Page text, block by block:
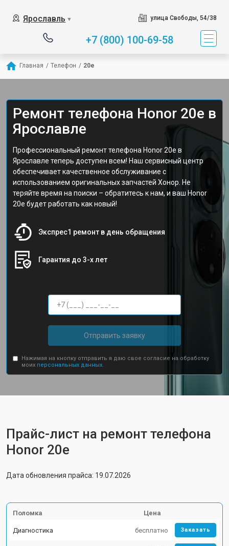
Ярославль ▼ улица Свободы, 54/38
+7 (800) 100-69-58
Главная / Телефон / 20e
Ремонт телефона Honor 20e в
Ярославле
Профессиональный ремонт телефона Honor 20e в
Ярославле теперь доступен всем! Наш сервисный центр
обеспечивает качественное обслуживание с
использованием оригинальных запчастей Хонор. Не
теряйте время на поиски – обратитесь к нам, и ваш Honor
20e будет работать как новый!
Экспрес1 ремонт в день обращения
Гарантия до 3-х лет
Отправить заявку
Нажимая на кнопку отправить я даю свое согласие на обработку
моих персональных данных.
Прайс-лист на ремонт телефона
Honor 20e
Дата обновления прайса: 19.07.2026
Поломка Цена
Диагностика бесплатно Заказать